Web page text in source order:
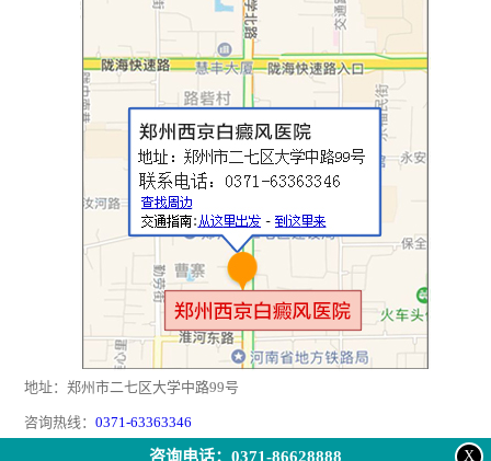
地址：郑州市二七区大学中路99号
咨询热线：0371-63363346
咨询电话：0371-86628888 X